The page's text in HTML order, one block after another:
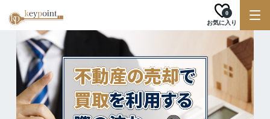
お気に入り
0